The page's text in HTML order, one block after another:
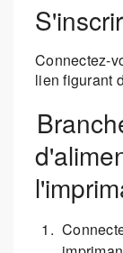
Connectez-
lien figurant